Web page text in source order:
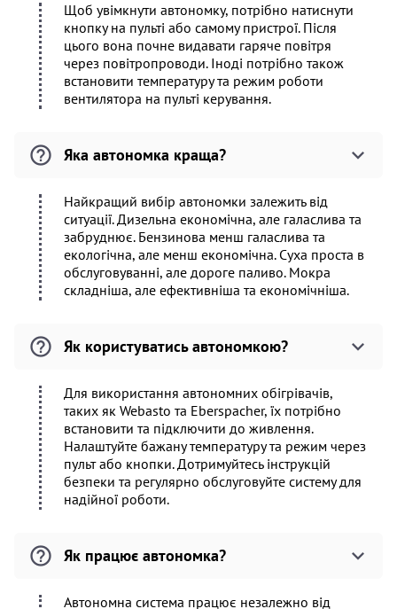
Щоб увімкнути автономку, потрібно натиснути
кнопку на пульті або самому пристрої. Після
цього вона почне видавати гаряче повітря
через повітропроводи. Іноді потрібно також
встановити температуру та режим роботи
вентилятора на пульті керування.
Яка автономка краща?
Найкращий вибір автономки залежить від
ситуації. Дизельна економічна, але галаслива та
забруднює. Бензинова менш галаслива та
екологічна, але менш економічна. Суха проста в
обслуговуванні, але дороге паливо. Мокра
складніша, але ефективніша та економічніша.
Як користуватись автономкою?
Для використання автономних обігрівачів,
таких як Webasto та Eberspacher, їх потрібно
встановити та підключити до живлення.
Налаштуйте бажану температуру та режим через
пульт або кнопки. Дотримуйтесь інструкцій
безпеки та регулярно обслуговуйте систему для
надійної роботи.
Як працює автономка?
Автономна система працює незалежно від